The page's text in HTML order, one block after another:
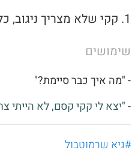
1. קקי שלא מצריך ניגוב, כלומר אזור הרקטום כבר נקי לאחר המעשה.
שימושים
- "מה איך כבר סיימת?"
- "יצא לי קקי קסם, לא הייתי
#גיא שרמוטבול